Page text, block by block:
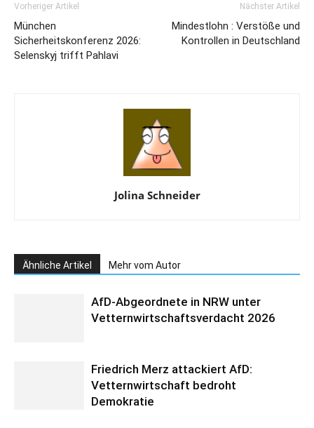
Vorheriger Artikel
München
Sicherheitskonferenz 2026:
Selenskyj trifft Pahlavi
Nächster Artikel
Mindestlohn : Verstöße und
Kontrollen in Deutschland
Jolina Schneider
Ähnliche Artikel Mehr vom Autor
AfD-Abgeordnete in NRW unter
Vetternwirtschaftsverdacht 2026
Friedrich Merz attackiert AfD:
Vetternwirtschaft bedroht
Demokratie